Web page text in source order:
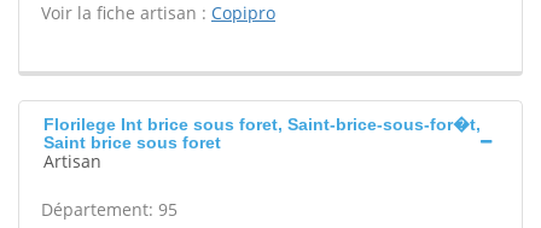
Voir la fiche artisan : Copipro
Florilege Int brice sous foret, Saint-brice-sous-for�t,
Saint brice sous foret
Artisan
Département: 95